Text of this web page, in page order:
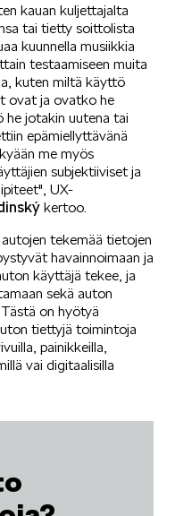
kauan kuljettajalta
tai tietty soittolista
kuunnella musiikkia
testaamiseen muita
kuten miltä käyttö
ovat ja ovatko he
jotakin uutena tai
epämiellyttävänä
me myös
subjektiiviset ja
UX-
kertoo.
tekemää tietojen
havainnoimaan ja
käyttäjä tekee, ja
sekä auton
on hyötyä
tiettyjä toimintoja
painikkeilla,
vai digitaalisilla